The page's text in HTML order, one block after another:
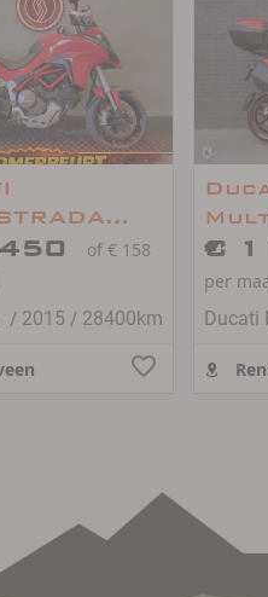
of € 158
/ 2015 / 28400km
/ 3-
€
per